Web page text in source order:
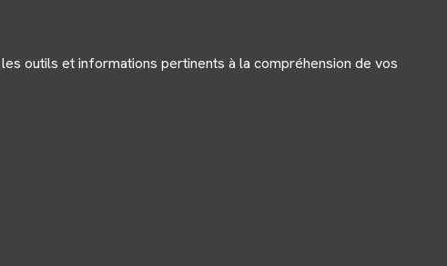
outils et informations pertinents à la compréhension de vos